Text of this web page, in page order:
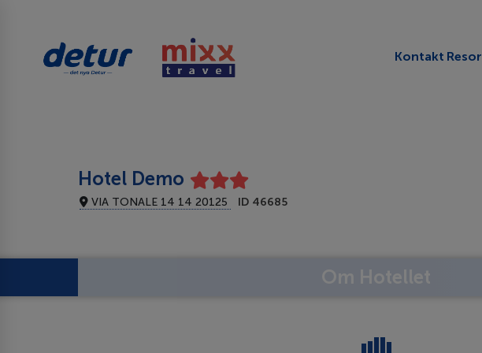
Kontakt Resor
Hotel Demo
VIA TONALE 14 14 20125 ID 46685